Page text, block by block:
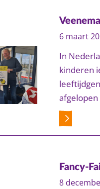
6 maart
In
kinderen
Fancy-
8